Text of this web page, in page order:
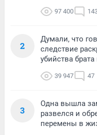
97 400
2
Думали, что
следствие
убийства
39 947 47
3
Одна вышла
развелся и
перемены в